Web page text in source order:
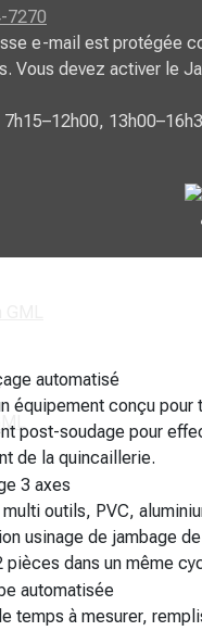
7270
e-mail est protégée
Vous devez activer le
7h15–12h00,
équipement conçu
post-soudage pour
de la quincaillerie.
multi outils, PVC,
usinage de jambage
pièces dans un même
temps à mesurer,